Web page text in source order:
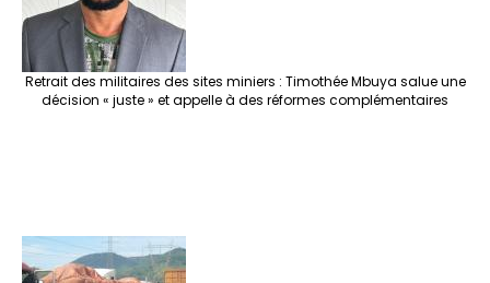
Retrait des militaires des sites miniers : Timothée Mbuya salue une
décision « juste » et appelle à des réformes complémentaires